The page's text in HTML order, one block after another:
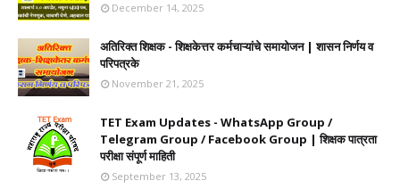
December 14, 2025
अतिरिक्त शिक्षक - शिक्षकेत्तर कर्मचाऱ्यांचे समायोजन | शासन निर्णय व
परिपत्रके
November 21, 2025
TET Exam Updates - WhatsApp Group /
Telegram Group / Facebook Group | शिक्षक पात्रता
परीक्षा संपूर्ण माहिती
September 13, 2025